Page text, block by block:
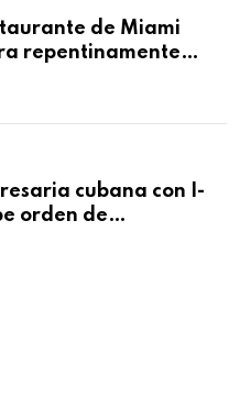
de Miami
repentinamente
cubana con I-
orden de